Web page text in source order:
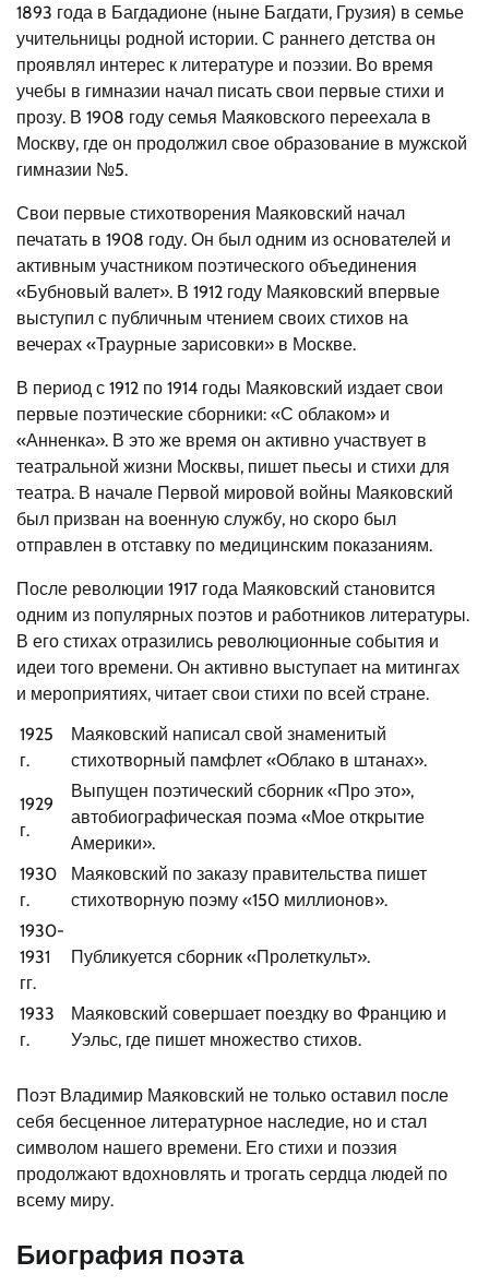
1893 года в Багдадионе (ныне Багдати, Грузия) в семье
учительницы родной истории. С раннего детства он
проявлял интерес к литературе и поэзии. Во время
учебы в гимназии начал писать свои первые стихи и
прозу. В 1908 году семья Маяковского переехала в
Москву, где он продолжил свое образование в мужской
гимназии №5.
Свои первые стихотворения Маяковский начал
печатать в 1908 году. Он был одним из основателей и
активным участником поэтического объединения
«Бубновый валет». В 1912 году Маяковский впервые
выступил с публичным чтением своих стихов на
вечерах «Траурные зарисовки» в Москве.
В период с 1912 по 1914 годы Маяковский издает свои
первые поэтические сборники: «С облаком» и
«Анненка». В это же время он активно участвует в
театральной жизни Москвы, пишет пьесы и стихи для
театра. В начале Первой мировой войны Маяковский
был призван на военную службу, но скоро был
отправлен в отставку по медицинским показаниям.
После революции 1917 года Маяковский становится
одним из популярных поэтов и работников литературы.
В его стихах отразились революционные события и
идеи того времени. Он активно выступает на митингах
и мероприятиях, читает свои стихи по всей стране.
1925
г.
Маяковский написал свой знаменитый
стихотворный памфлет «Облако в штанах».
1929
г.
Выпущен поэтический сборник «Про это»,
автобиографическая поэма «Мое открытие
Америки».
1930
г.
Маяковский по заказу правительства пишет
стихотворную поэму «150 миллионов».
1930-
1931
гг.
Публикуется сборник «Пролеткульт».
1933
г.
Маяковский совершает поездку во Францию и
Уэльс, где пишет множество стихов.
Поэт Владимир Маяковский не только оставил после
себя бесценное литературное наследие, но и стал
символом нашего времени. Его стихи и поэзия
продолжают вдохновлять и трогать сердца людей по
всему миру.
Биография поэта